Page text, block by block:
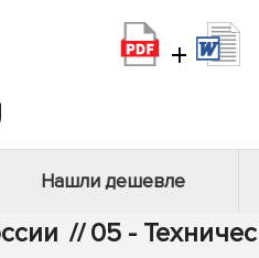
+
Нашли дешевле
// 05 -